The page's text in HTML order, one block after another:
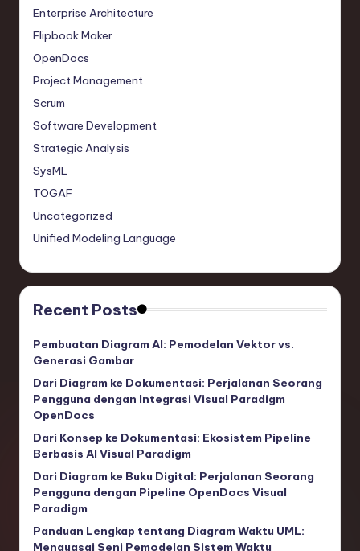
Enterprise Architecture
Flipbook Maker
OpenDocs
Project Management
Scrum
Software Development
Strategic Analysis
SysML
TOGAF
Uncategorized
Unified Modeling Language
Recent Posts
Pembuatan Diagram AI: Pemodelan Vektor vs.
Generasi Gambar
Dari Diagram ke Dokumentasi: Perjalanan Seorang
Pengguna dengan Integrasi Visual Paradigm
OpenDocs
Dari Konsep ke Dokumentasi: Ekosistem Pipeline
Berbasis AI Visual Paradigm
Dari Diagram ke Buku Digital: Perjalanan Seorang
Pengguna dengan Pipeline OpenDocs Visual
Paradigm
Panduan Lengkap tentang Diagram Waktu UML:
Menguasai Seni Pemodelan Sistem Waktu